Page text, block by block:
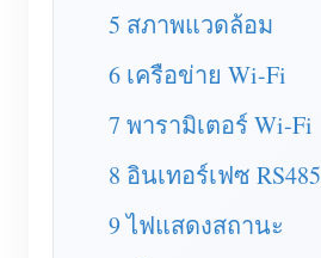
แอปพลิเคชัน
ร้านค้า
แหล่งข้อมูล
5 สภาพแวดล้อม
6 เครือข่าย Wi-Fi
7 พารามิเตอร์ Wi-Fi
8 อินเทอร์เฟซ RS485
9 ไฟแสดงสถานะ